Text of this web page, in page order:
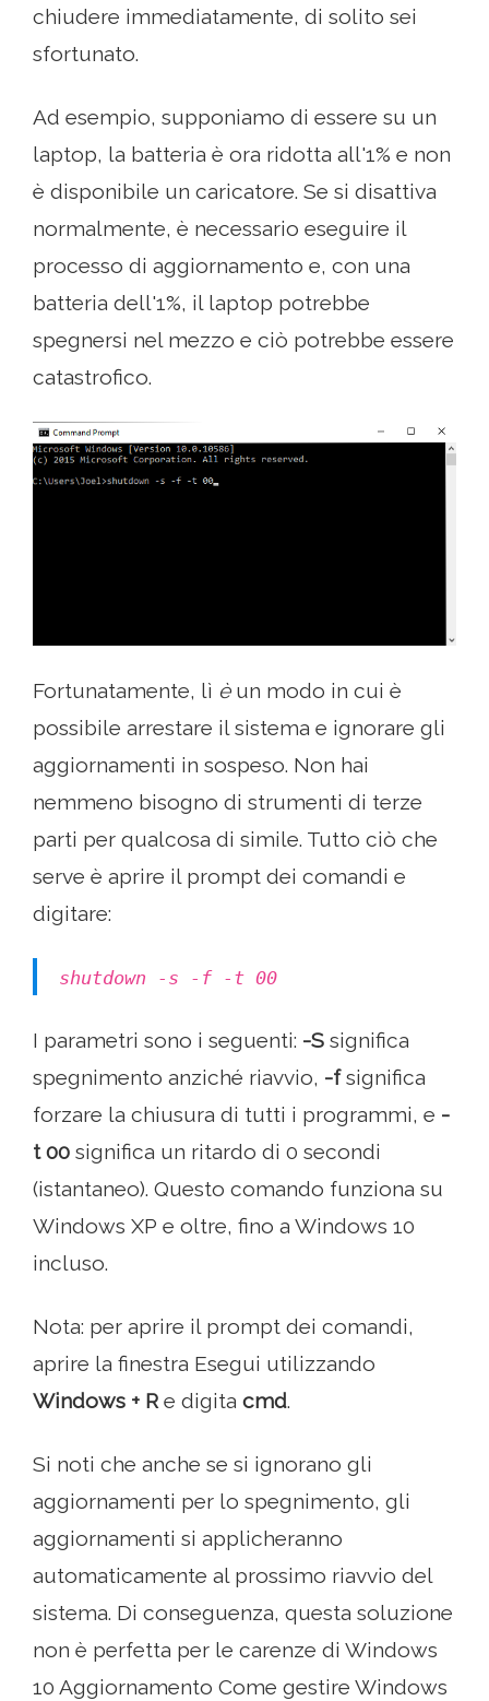
chiudere immediatamente, di solito sei
sfortunato.
Ad esempio, supponiamo di essere su un
laptop, la batteria è ora ridotta all'1% e non
è disponibile un caricatore. Se si disattiva
normalmente, è necessario eseguire il
processo di aggiornamento e, con una
batteria dell'1%, il laptop potrebbe
spegnersi nel mezzo e ciò potrebbe essere
catastrofico.
Fortunatamente, lì èun modo in cui è
possibile arrestare il sistema e ignorare gli
aggiornamenti in sospeso. Non hai
nemmeno bisogno di strumenti di terze
parti per qualcosa di simile. Tutto ciò che
serve è aprire il prompt dei comandi e
digitare:
shutdown -s -f -t 00
I parametri sono i seguenti: -S significa
spegnimento anziché riavvio, -fsignifica
forzare la chiusura di tutti i programmi, e -
t 00 significa un ritardo di 0 secondi
(istantaneo). Questo comando funziona su
Windows XP e oltre, fino a Windows 10
incluso.
Nota: per aprire il prompt dei comandi,
aprire la finestra Esegui utilizzando
Windows + R e digita cmd.
Si noti che anche se si ignorano gli
aggiornamenti per lo spegnimento, gli
aggiornamenti si applicheranno
automaticamente al prossimo riavvio del
sistema. Di conseguenza, questa soluzione
non è perfetta per le carenze di Windows
10 Aggiornamento Come gestire Windows